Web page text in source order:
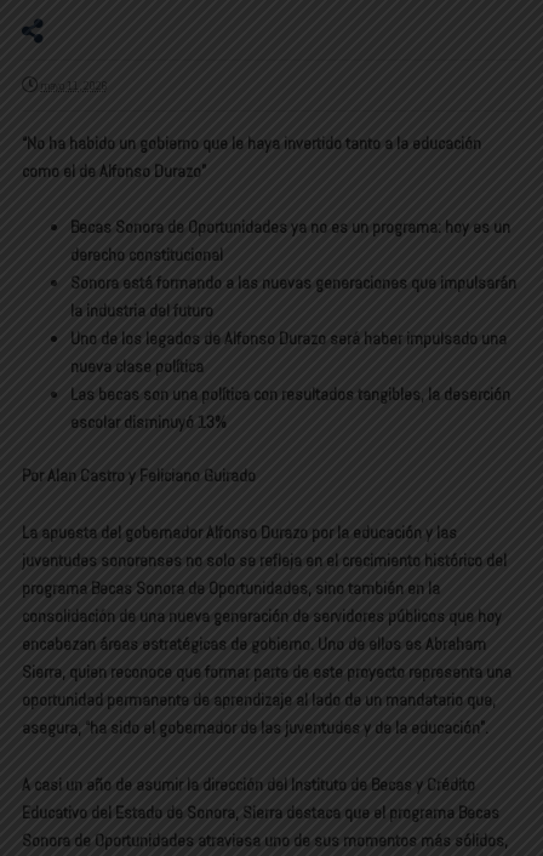
mayo 11, 2026
“No ha habido un gobierno que le haya invertido tanto a la educación
como el de Alfonso Durazo”
Becas Sonora de Oportunidades ya no es un programa: hoy es un
derecho constitucional
Sonora está formando a las nuevas generaciones que impulsarán
la industria del futuro
Uno de los legados de Alfonso Durazo será haber impulsado una
nueva clase política
Las becas son una política con resultados tangibles, la deserción
escolar disminuyó 13%
Por Alan Castro y Feliciano Guirado
La apuesta del gobernador Alfonso Durazo por la educación y las
juventudes sonorenses no solo se refleja en el crecimiento histórico del
programa Becas Sonora de Oportunidades, sino también en la
consolidación de una nueva generación de servidores públicos que hoy
encabezan áreas estratégicas de gobierno. Uno de ellos es Abraham
Sierra, quien reconoce que formar parte de este proyecto representa una
oportunidad permanente de aprendizaje al lado de un mandatario que,
asegura, “ha sido el gobernador de las juventudes y de la educación”.
A casi un año de asumir la dirección del Instituto de Becas y Crédito
Educativo del Estado de Sonora, Sierra destaca que el programa Becas
Sonora de Oportunidades atraviesa uno de sus momentos más sólidos,